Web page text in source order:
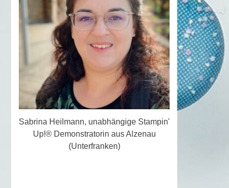
Sabrina Heilmann, unabhängige Stampin'
Up!® Demonstratorin aus Alzenau
(Unterfranken)